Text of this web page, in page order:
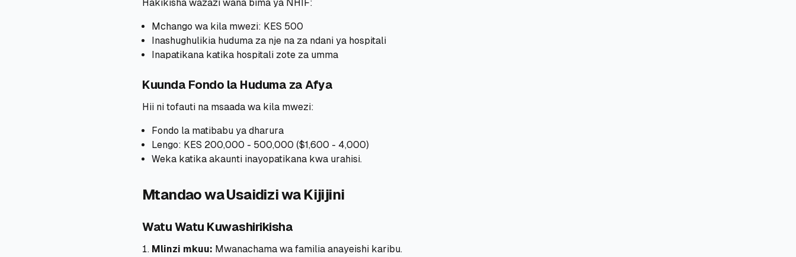
Hakikisha wazazi wana bima ya NHIF:
Mchango wa kila mwezi: KES 500
Inashughulikia huduma za nje na za ndani ya hospitali
Inapatikana katika hospitali zote za umma
Kuunda Fondo la Huduma za Afya
Hii ni tofauti na msaada wa kila mwezi:
Fondo la matibabu ya dharura
Lengo: KES 200,000 - 500,000 ($1,600 - 4,000)
Weka katika akaunti inayopatikana kwa urahisi.
Mtandao wa Usaidizi wa Kijijini
Watu Watu Kuwashirikisha
Mlinzi mkuu: Mwanachama wa familia anayeishi karibu.